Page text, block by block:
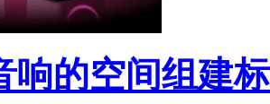
响的空间组建